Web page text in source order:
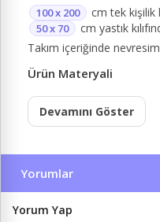
100 x 200 cm tek kişilik
50 x 70
cm yastık
Takım içeriğinde
Ürün Materyali
Devamını Göster
Yorumlar
Yorum Yap